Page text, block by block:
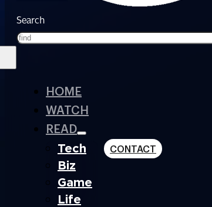
Search
HOME
WATCH
READ
Tech
Biz
Game
Life
CONTACT